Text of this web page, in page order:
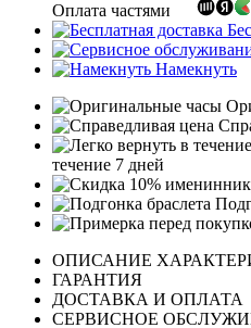
Оплата частями
Намекнуть
течение 7 дней
ОПИСАНИЕ
ГАРАНТИЯ
ДОСТАВКА И ОПЛАТА
СЕРВИСНОЕ